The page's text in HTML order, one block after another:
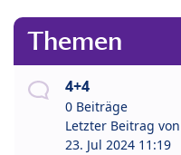
Themen
4+4
0 Beiträge
Letzter Beitrag von
23. Jul 2024 11:19